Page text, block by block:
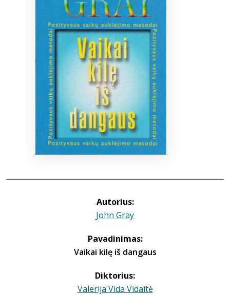
Autorius:
John Gray
Pavadinimas:
Vaikai kilę iš dangaus
Diktorius:
Valerija Vida Vidaitė